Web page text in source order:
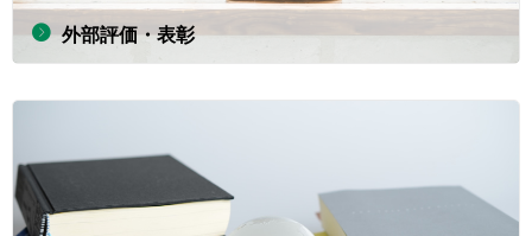
外部評価・表彰